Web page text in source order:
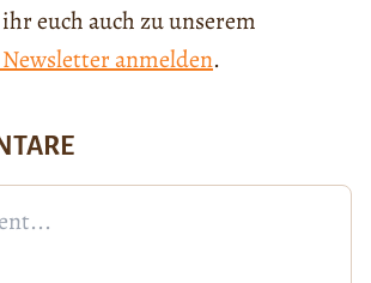
euch auch zu unserem
anmelden.